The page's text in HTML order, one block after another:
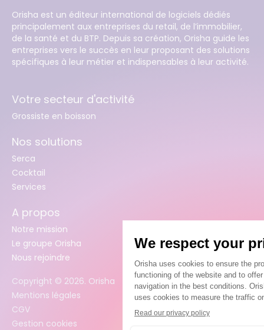
Orisha est un éditeur international de logiciels dédiés
principalement aux entreprises du retail, de l’immobilier,
de la santé et du BTP. Depuis sa création, Orisha guide les
entreprises vers le succès en leur proposant des solutions
spécifiques à leur métier et indispensables à leur activité.
Votre secteur d'activité
Grossiste en boisson
Nos solutions
Serca
Cocktail
Services
A propos
Notre mission
Le groupe Orisha
Nous rejoindre
Copyright © 2026. Orisha
Mentions légales
CGV
Gestion cookies